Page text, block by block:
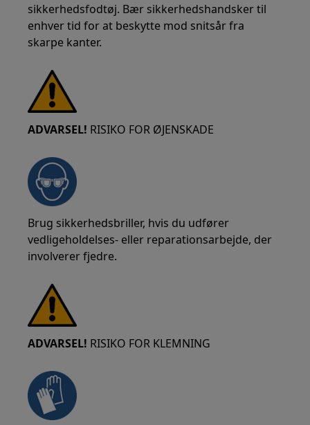
sikkerhedsfodtøj. Bær sikkerhedshandsker til
enhver tid for at beskytte mod snitsår fra
skarpe kanter.
ADVARSEL! RISIKO FOR ØJENSKADE
Brug sikkerhedsbriller, hvis du udfører
vedligeholdelses- eller reparationsarbejde, der
involverer fjedre.
ADVARSEL! RISIKO FOR KLEMNING